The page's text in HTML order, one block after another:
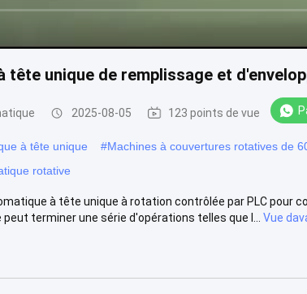
tête unique de remplissage et
2025-08-05 123 points de vue
à tête unique #Machines à couvertures rotatives de
rotative
à tête unique à rotation contrôlée par PLC pour
terminer une série d'opérations telles que l...
Vue